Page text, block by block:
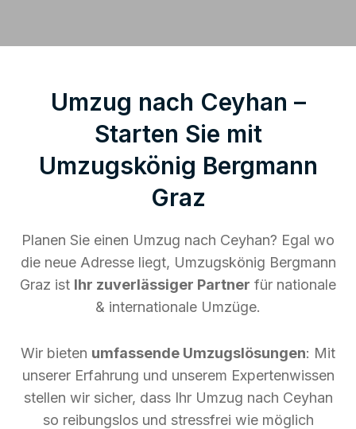
Umzug nach Ceyhan –
Starten Sie mit
Umzugskönig Bergmann
Graz
Planen Sie einen Umzug nach Ceyhan? Egal wo
die neue Adresse liegt, Umzugskönig Bergmann
Graz ist Ihr zuverlässiger Partner für nationale
& internationale Umzüge.
Wir bieten umfassende Umzugslösungen: Mit
unserer Erfahrung und unserem Expertenwissen
stellen wir sicher, dass Ihr Umzug nach Ceyhan
so reibungslos und stressfrei wie möglich